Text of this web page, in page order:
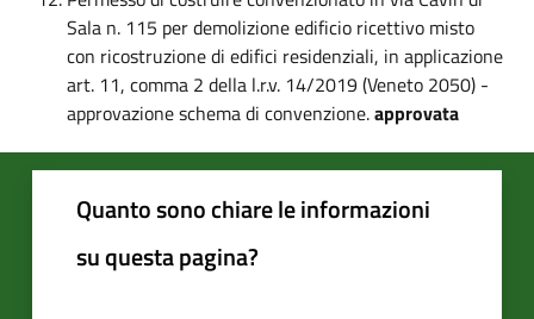
Sala n. 115 per demolizione edificio ricettivo misto
con ricostruzione di edifici residenziali, in applicazione
art. 11, comma 2 della l.r.v. 14/2019 (Veneto 2050) -
approvazione schema di convenzione.approvata
Quanto sono chiare le informazioni
su questa pagina?